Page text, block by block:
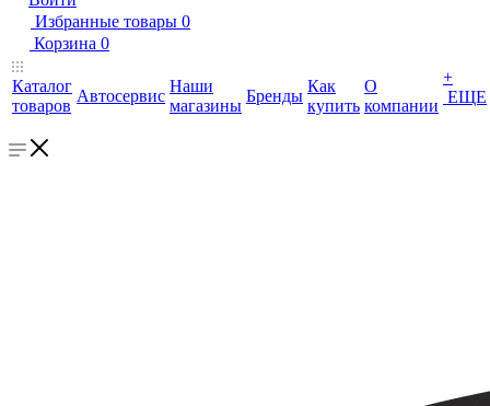
Избранные товары 0
Корзина 0
Каталог
товаров
Автосервис
Наши
магазины
Бренды
Как
купить
О
компании
+
ЕЩЕ